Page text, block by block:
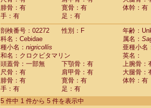
Pitheciidae Callicebus
Pitheciidae Chiropotes satanas
Pitheciidae Pithecia monachus
Pitheciidae Pithecia pithecia (0)
Cercopithecidae Cercocebus agilis (0)
Cercopithecidae
Cercocebus
Cercopithecidae
Cercocebus
CercopithecidaeCercocebus
CercopithecidaeCercocebus
CercopithecidaeCercocebus hybrid(0)
CercopithecidaeCercocebus
CercopithecidaeLophocebus
腓骨：有
寛骨：有
体幹：有
手：有
足：有
剖検番号：02272
性別：F
年齢：
科名：Cebidae
属名：
種小名： nigricollis
亜種小名
和名：クロクビタマリン
英名：
頭蓋骨：一部無
下顎骨：有
上腕骨：
尺骨：有
肩甲骨：有
大腿骨：
腓骨：有
寛骨：有
体幹：有
手：有
足：有
5 件中 1 件から 5 件を表示中